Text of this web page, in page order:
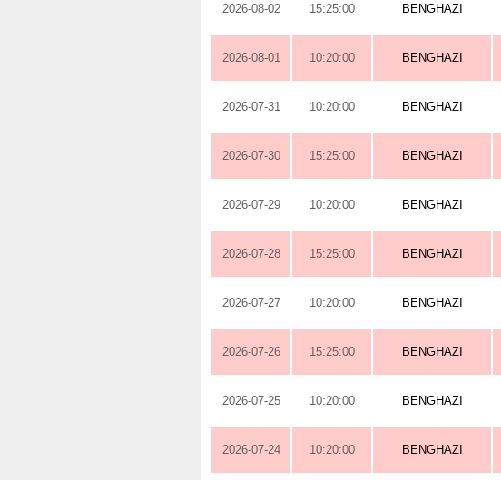
2026-08-02 15:25:00 BENGHAZI
2026-08-01 10:20:00 BENGHAZI
2026-07-31 10:20:00 BENGHAZI
2026-07-30 15:25:00 BENGHAZI
2026-07-29 10:20:00 BENGHAZI
2026-07-28 15:25:00 BENGHAZI
2026-07-27 10:20:00 BENGHAZI
2026-07-26 15:25:00 BENGHAZI
2026-07-25 10:20:00 BENGHAZI
2026-07-24 10:20:00 BENGHAZI